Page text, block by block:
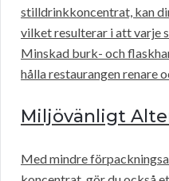
stilldrinkkoncentrat, kan
vilket resulterar i att varje
Minskad burk- och
hålla restaurangen renare
Miljövänligt
Med mindre